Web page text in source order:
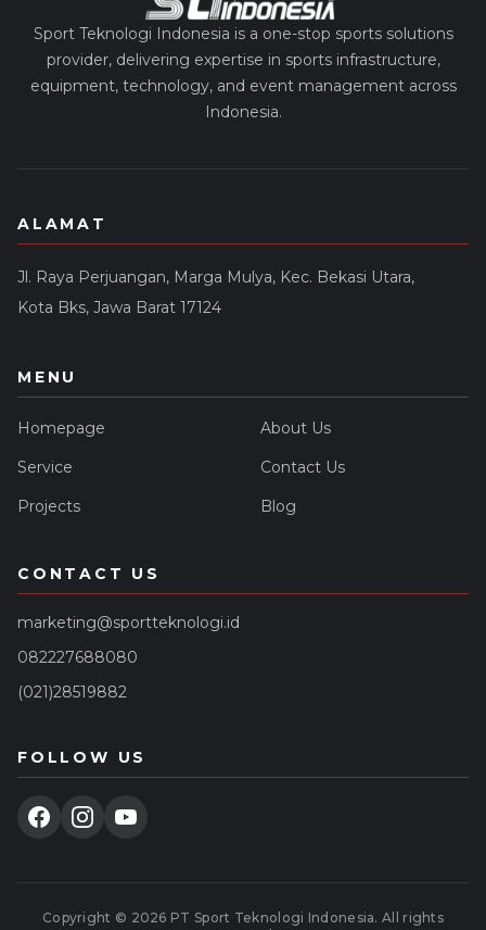
Sport Teknologi Indonesia is a one-stop sports solutions
provider, delivering expertise in sports infrastructure,
equipment, technology, and event management across
Indonesia.
ALAMAT
Jl. Raya Perjuangan, Marga Mulya, Kec. Bekasi Utara,
Kota Bks, Jawa Barat 17124
MENU
Homepage
About Us
Service
Contact Us
Projects
Blog
CONTACT US
marketing@sportteknologi.id
082227688080
(021)28519882
FOLLOW US
Copyright © 2026 PT Sport Teknologi Indonesia. All rights